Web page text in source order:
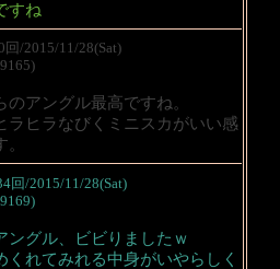
すね
回/2015/11/28(Sat)
のアングル最高ですね。
ラヒラなびくミニスカがいい感
。
回/2015/11/28(Sat)
ングル、ビビりましたｗ
くれてみれる中身がいやらしく